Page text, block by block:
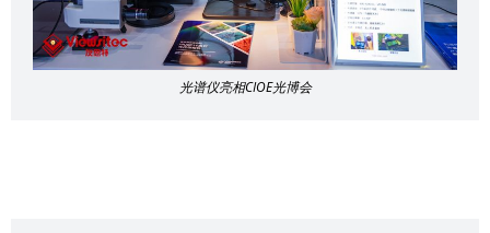
光谱仪亮相CIOE光博会